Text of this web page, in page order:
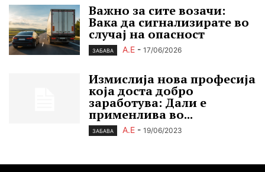
Важно за сите возачи:
Вака да сигнализирате во
случај на опасност
ЗАБАВА А.Е - 17/06/2026
Измислија нова професија
која доста добро
заработува: Дали е
применлива во...
ЗАБАВА А.Е - 19/06/2023